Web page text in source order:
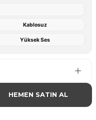
Kablosuz
Yüksek Ses
HEMEN SATIN AL